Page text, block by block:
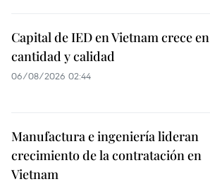
Capital de IED en Vietnam crece en
cantidad y calidad
06/08/2026 02:44
Manufactura e ingeniería lideran
crecimiento de la contratación en
Vietnam